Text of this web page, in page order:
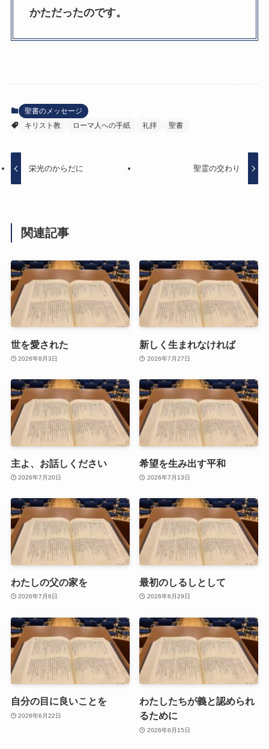
かただったのです。
聖書のメッセージ
キリスト教
ローマ人への手紙 礼拝 聖書
栄光のからだに 聖霊の交わり
関連記事
世を愛された
2026年8月3日
新しく生まれなければ
2026年7月27日
主よ、お話しください
2026年7月20日
希望を生み出す平和
2026年7月13日
わたしの父の家を
2026年7月6日
最初のしるしとして
2026年6月29日
自分の目に良いことを
2026年6月22日
わたしたちが義と認められ
るために
2026年6月15日